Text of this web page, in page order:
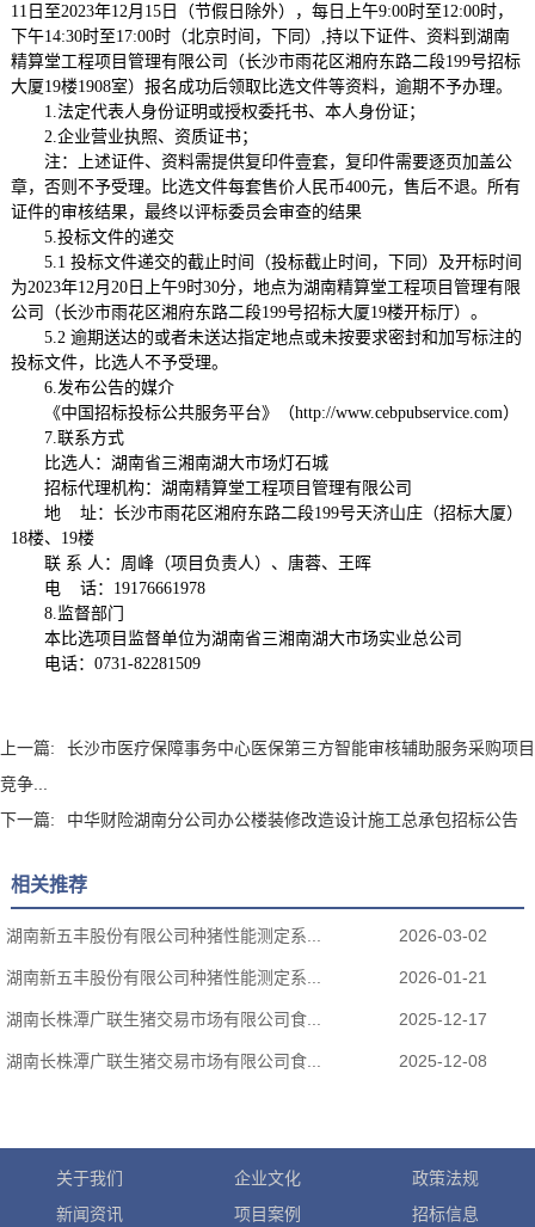
11 日至2023年12 月 15日 （节假日除外） ，每日上午9:00时至12:00时，
下午14:30时至17:00时（北京时间，下同）,持以下证件、资料到 湖南
精算堂工程项 目管理有限公司（长沙市雨花区湘府东路二段199号招标
大厦19楼1908室） 报名成功后领取比选文件等资料，逾期不予办理。
1.法定代表人身份证明或授权委托书、本人身份证；
2.企业营业执照、 资质证书；
注：上述证件、资料需提供复印件壹套，复印件需要逐页加盖公
章，否则不予受理。比选文件每套售价人民币400元，售后不退。所有
证件的审核结果，最终以评标委员会审查的结果
5.投标文件的递交
5.1 投标文件递交的截止时间（投标截止时间，下同）及开标时间
为2023年12 月 20日上午9时30分，地点为湖南精算堂工程项目管理有限
公司（长沙市雨花区湘府东路二段1 99号招标大厦19楼开标厅） 。
5.2 逾期送达的或者未送达指定地点或未按要求密封和加写标注的
投标文件，比选人不予受理。
6. 发布公告的媒介
《中国招标投标公共服务平台》（http://www.cebpubservice.com）
7.联系方式
比选人： 湖南省三湘南湖大市场灯石城
招标代理机构：湖南精算堂工程项目管理有限公司
地
址：长沙市雨花区湘府东路二段199号天济山庄（招标大厦）
18楼、19楼
联 系 人：周 峰（项目负责人）、唐蓉、王晖
电
话： 19176661978
8.监督部门
本比选项目监督单位为湖南省三湘南湖大市场实业总公司
电话： 0731-82281509
上一篇:
长沙市医疗保障事务中心医保第三方智能审核辅助服务采购项目
竞争...
下一篇:
中华财险湖南分公司办公楼装修改造设计施工总承包招标公告
相关推荐
湖南新五丰股份有限公司种猪性能测定系... 2026-03-02
湖南新五丰股份有限公司种猪性能测定系... 2026-01-21
湖南长株潭广联生猪交易市场有限公司食... 2025-12-17
湖南长株潭广联生猪交易市场有限公司食... 2025-12-08
关于我们 企业文化
政策法规
新闻资讯
项目案例 招标信息